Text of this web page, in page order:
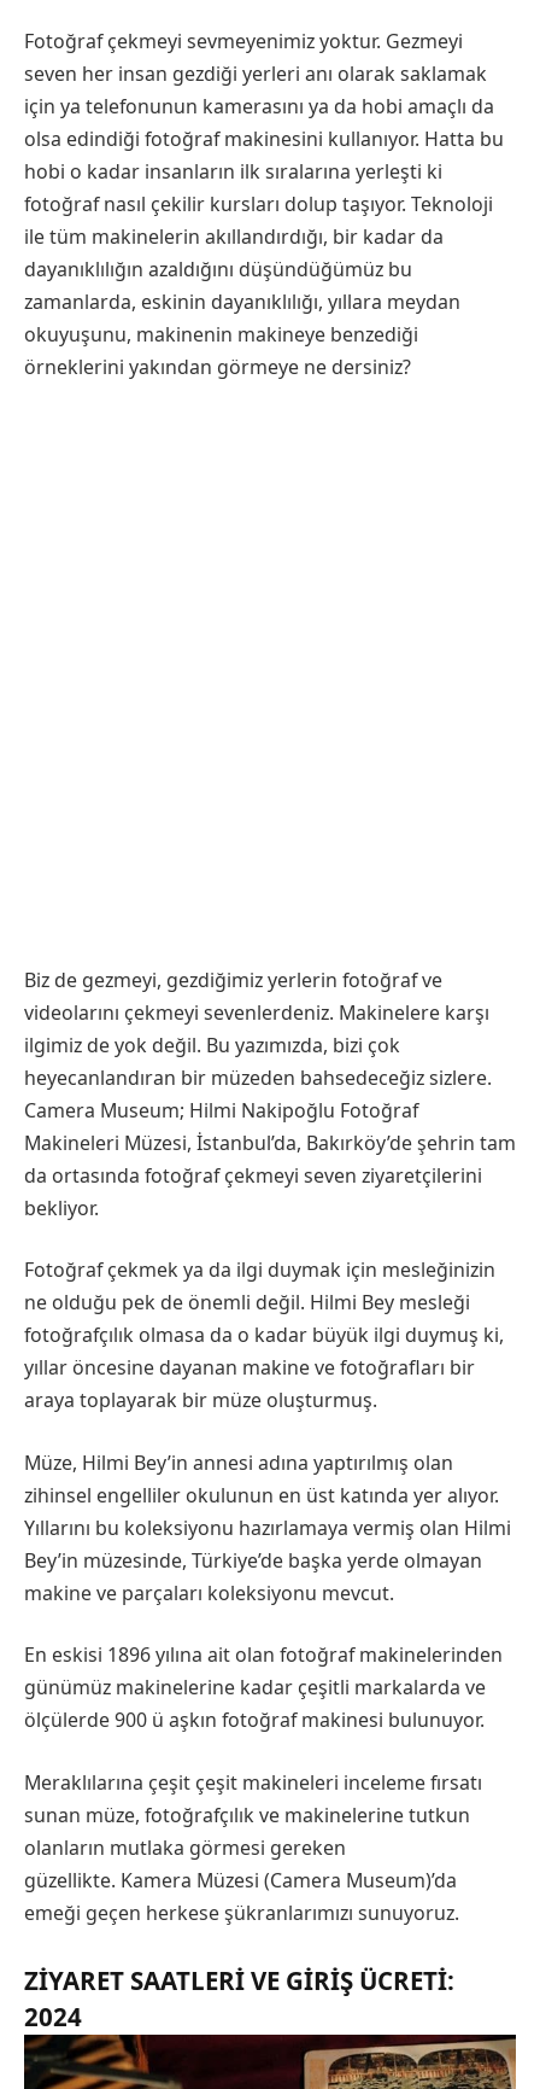
Fotoğraf çekmeyi sevmeyenimiz yoktur. Gezmeyi
seven her insan gezdiği yerleri anı olarak saklamak
için ya telefonunun kamerasını ya da hobi amaçlı da
olsa edindiği fotoğraf makinesini kullanıyor. Hatta bu
hobi o kadar insanların ilk sıralarına yerleşti ki
fotoğraf nasıl çekilir kursları dolup taşıyor. Teknoloji
ile tüm makinelerin akıllandırdığı, bir kadar da
dayanıklılığın azaldığını düşündüğümüz bu
zamanlarda, eskinin dayanıklılığı, yıllara meydan
okuyuşunu, makinenin makineye benzediği
örneklerini yakından görmeye ne dersiniz?
Biz de gezmeyi, gezdiğimiz yerlerin fotoğraf ve
videolarını çekmeyi sevenlerdeniz. Makinelere karşı
ilgimiz de yok değil. Bu yazımızda, bizi çok
heyecanlandıran bir müzeden bahsedeceğiz sizlere.
Camera Museum; Hilmi Nakipoğlu Fotoğraf
Makineleri Müzesi, İstanbul’da, Bakırköy’de şehrin tam
da ortasında fotoğraf çekmeyi seven ziyaretçilerini
bekliyor.
Fotoğraf çekmek ya da ilgi duymak için mesleğinizin
ne olduğu pek de önemli değil. Hilmi Bey mesleği
fotoğrafçılık olmasa da o kadar büyük ilgi duymuş ki,
yıllar öncesine dayanan makine ve fotoğrafları bir
araya toplayarak bir müze oluşturmuş.
Müze, Hilmi Bey’in annesi adına yaptırılmış olan
zihinsel engelliler okulunun en üst katında yer alıyor.
Yıllarını bu koleksiyonu hazırlamaya vermiş olan Hilmi
Bey’in müzesinde, Türkiye’de başka yerde olmayan
makine ve parçaları koleksiyonu mevcut.
En eskisi 1896 yılına ait olan fotoğraf makinelerinden
günümüz makinelerine kadar çeşitli markalarda ve
ölçülerde 900 ü aşkın fotoğraf makinesi bulunuyor.
Meraklılarına çeşit çeşit makineleri inceleme fırsatı
sunan müze, fotoğrafçılık ve makinelerine tutkun
olanların mutlaka görmesi gereken
güzellikte. Kamera Müzesi (Camera Museum)’da
emeği geçen herkese şükranlarımızı sunuyoruz.
ZIYARET SAATLERI VE GIRIŞ ÜCRETI:
2024